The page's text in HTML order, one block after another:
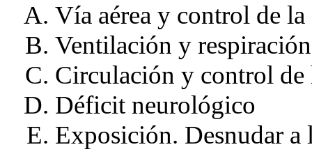
Vía aérea y control de
Ventilación y respiración
Circulación y control de
Déficit neurológico
Exposición. Desnudar a